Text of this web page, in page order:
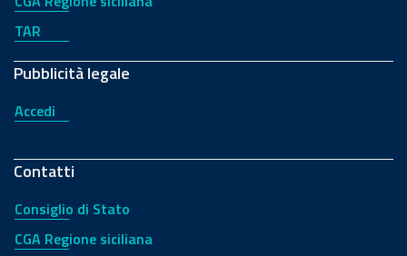
TAR
Pubblicità legale
Accedi
Contatti
Consiglio di Stato
CGA Regione siciliana